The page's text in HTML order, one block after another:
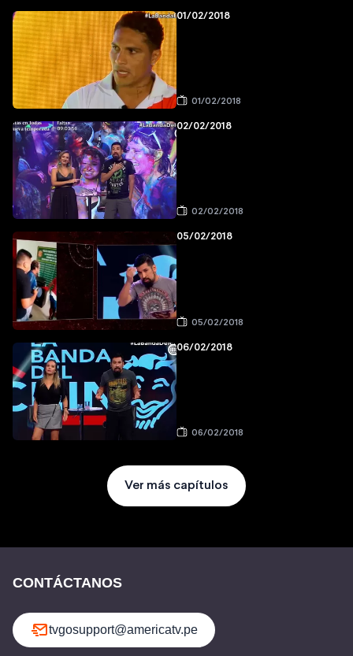
01/02/2018
01/02/2018
02/02/2018
02/02/2018
05/02/2018
05/02/2018
06/02/2018
06/02/2018
Ver más capítulos
CONTÁCTANOS
tvgosupport@americatv.pe